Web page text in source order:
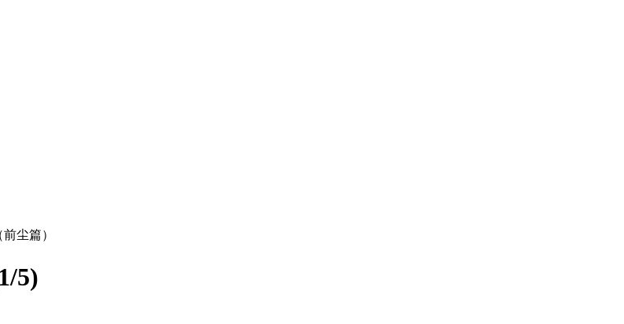
尘篇）
5)